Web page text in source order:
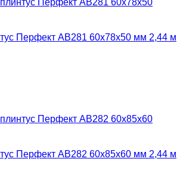
Перфект AB281 60х78х50 мм 2,44 м
Перфект AB282 60х85х60 мм 2,44 м